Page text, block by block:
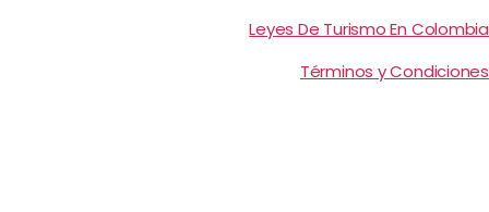
Leyes De Turismo En Colombia
Términos y Condiciones